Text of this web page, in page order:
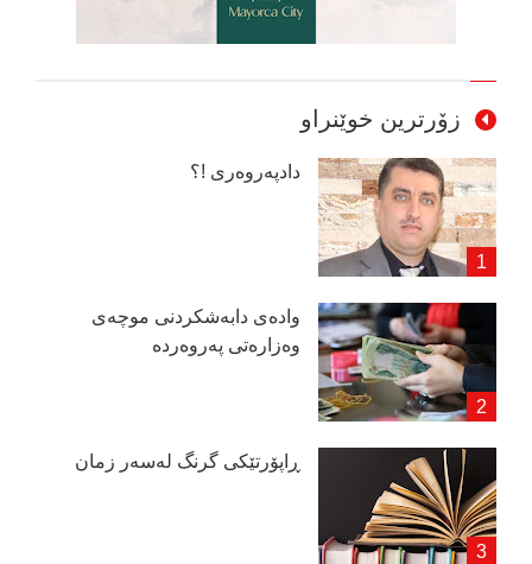
زۆرترین خوێنراو
دادپەروەری !؟
وادەی دابەشكردنی موچەی
وەزارەتی پەروەردە
ڕاپۆرتێكی گرنگ لەسەر زمان